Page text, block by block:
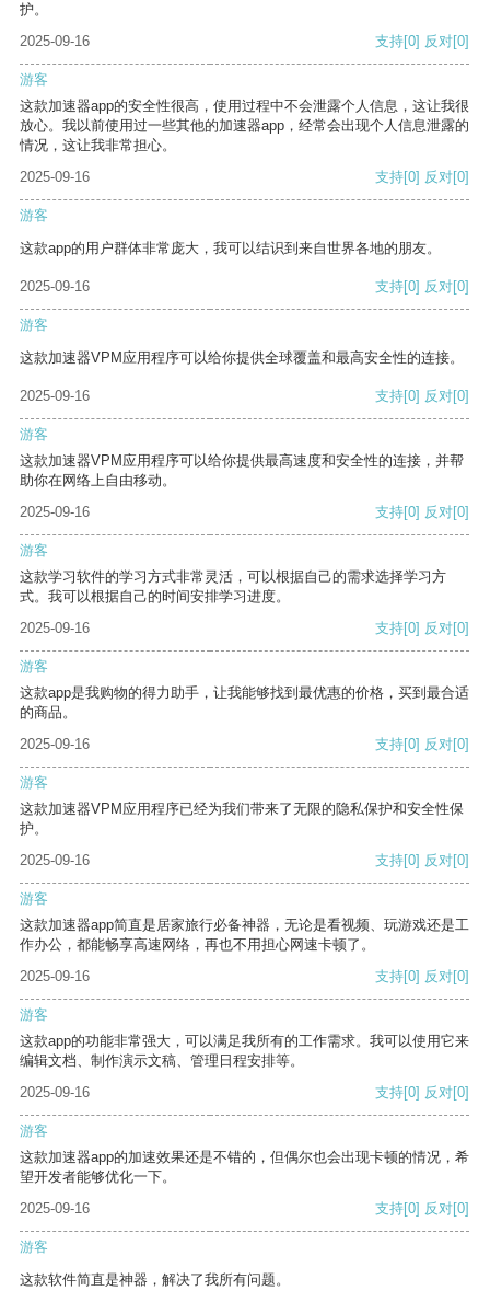
护。
2025-09-16
支持[0] 反对[0]
游客
这款加速器app的安全性很高，使用过程中不会泄露个人信息，这让我很
放心。我以前使用过一些其他的加速器app，经常会出现个人信息泄露的
情况，这让我非常担心。
2025-09-16
支持[0] 反对[0]
游客
这款app的用户群体非常庞大，我可以结识到来自世界各地的朋友。
2025-09-16 支持[0] 反对[0]
游客
这款加速器VPM应用程序可以给你提供全球覆盖和最高安全性的连接。
2025-09-16 支持[0] 反对[0]
游客
这款加速器VPM应用程序可以给你提供最高速度和安全性的连接，并帮
助你在网络上自由移动。
2025-09-16
支持[0] 反对[0]
游客
这款学习软件的学习方式非常灵活，可以根据自己的需求选择学习方
式。我可以根据自己的时间安排学习进度。
2025-09-16
支持[0] 反对[0]
游客
这款app是我购物的得力助手，让我能够找到最优惠的价格，买到最合适
的商品。
2025-09-16
支持[0] 反对[0]
游客
这款加速器VPM应用程序已经为我们带来了无限的隐私保护和安全性保
护。
2025-09-16
支持[0] 反对[0]
游客
这款加速器app简直是居家旅行必备神器，无论是看视频、玩游戏还是工
作办公，都能畅享高速网络，再也不用担心网速卡顿了。
2025-09-16
支持[0] 反对[0]
游客
这款app的功能非常强大，可以满足我所有的工作需求。我可以使用它来
编辑文档、制作演示文稿、管理日程安排等。
2025-09-16
支持[0] 反对[0]
游客
这款加速器app的加速效果还是不错的，但偶尔也会出现卡顿的情况，希
望开发者能够优化一下。
2025-09-16
支持[0] 反对[0]
游客
这款软件简直是神器，解决了我所有问题。